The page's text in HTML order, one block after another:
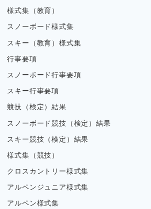
様式集（教育）
スノーボード様式集
スキー（教育）様式集
行事要項
スノーボード行事要項
スキー行事要項
競技（検定）結果
スノーボード競技（検定）結果
スキー競技（検定）結果
様式集（競技）
クロスカントリー様式集
アルペンジュニア様式集
アルペン様式集